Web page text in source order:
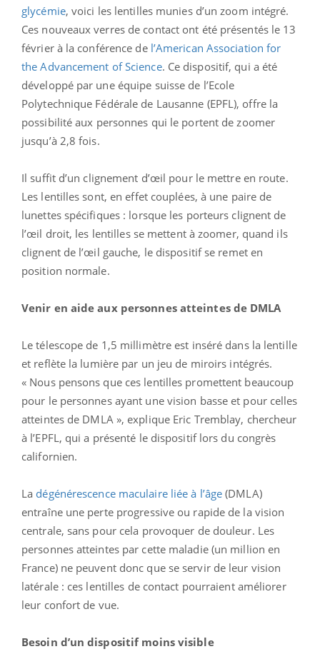
glycémie, voici les lentilles munies d’un zoom intégré.
Ces nouveaux verres de contact ont été présentés le 13
février à la conférence de l’American Association for
the Advancement of Science. Ce dispositif, qui a été
développé par une équipe suisse de l’Ecole
Polytechnique Fédérale de Lausanne (EPFL), offre la
possibilité aux personnes qui le portent de zoomer
jusqu’à 2,8 fois.
Il suffit d’un clignement d’œil pour le mettre en route.
Les lentilles sont, en effet couplées, à une paire de
lunettes spécifiques : lorsque les porteurs clignent de
l’œil droit, les lentilles se mettent à zoomer, quand ils
clignent de l’œil gauche, le dispositif se remet en
position normale.
Venir en aide aux personnes atteintes de DMLA
Le télescope de 1,5 millimètre est inséré dans la lentille
et reflète la lumière par un jeu de miroirs intégrés.
« Nous pensons que ces lentilles promettent beaucoup
pour le personnes ayant une vision basse et pour celles
atteintes de DMLA », explique Eric Tremblay, chercheur
à l’EPFL, qui a présenté le dispositif lors du congrès
californien.
La dégénérescence maculaire liée à l’âge (DMLA)
entraîne une perte progressive ou rapide de la vision
centrale, sans pour cela provoquer de douleur. Les
personnes atteintes par cette maladie (un million en
France) ne peuvent donc que se servir de leur vision
latérale : ces lentilles de contact pourraient améliorer
leur confort de vue.
Besoin d’un dispositif moins visible